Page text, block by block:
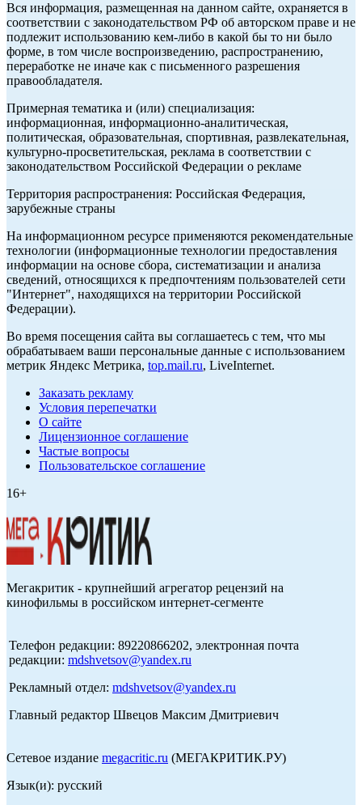
Вся информация, размещенная на данном сайте, охраняется в
соответствии с законодательством РФ об авторском праве и не
подлежит использованию кем-либо в какой бы то ни было
форме, в том числе воспроизведению, распространению,
переработке не иначе как с письменного разрешения
правообладателя.
Примерная тематика и (или) специализация:
информационная, информационно-аналитическая,
политическая, образовательная, спортивная, развлекательная,
культурно-просветительская, реклама в соответствии с
законодательством Российской Федерации о рекламе
Территория распространения: Российская Федерация,
зарубежные страны
На информационном ресурсе применяются рекомендательные
технологии (информационные технологии предоставления
информации на основе сбора, систематизации и анализа
сведений, относящихся к предпочтениям пользователей сети
"Интернет", находящихся на территории Российской
Федерации).
Во время посещения сайта вы соглашаетесь с тем, что мы
обрабатываем ваши персональные данные с использованием
метрик Яндекс Метрика, top.mail.ru, LiveInternet.
Заказать рекламу
Условия перепечатки
О сайте
Лицензионное соглашение
Частые вопросы
Пользовательское соглашение
16+
Мегакритик - крупнейший агрегатор рецензий на
кинофильмы в российском интернет-сегменте
Телефон редакции: 89220866202, электронная почта
редакции: mdshvetsov@yandex.ru
Рекламный отдел: mdshvetsov@yandex.ru
Главный редактор Швецов Максим Дмитриевич
Сетевое издание megacritic.ru (МЕГАКРИТИК.РУ)
Язык(и): русский